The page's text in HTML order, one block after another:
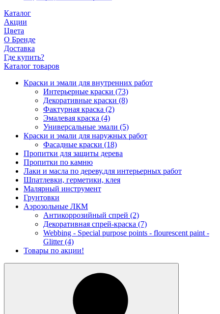
Каталог
Акции
Цвета
О Бренде
Доставка
Где купить?
Каталог товаров
Краски и эмали для внутренних работ
Интерьерные краски (73)
Декоративные краски (8)
Фактурная краска (2)
Эмалевая краска (4)
Универсальные эмали (5)
Краски и эмали для наружных работ
Фасадные краски (18)
Пропитки для защиты дерева
Пропитки по камню
Лаки и масла по дереву,для интерьерных работ
Шпатлевки, герметики, клея
Малярный инструмент
Грунтовки
Аэрозольные ЛКМ
Антикоррозийный спрей (2)
Декоративная спрей-краска (7)
Webbing - Special purpose points - flourescent paint -
Glitter (4)
Товары по акции!